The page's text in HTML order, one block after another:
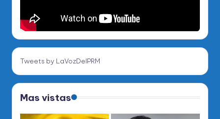
Tweets by LaVozDelPRM
Mas vistas